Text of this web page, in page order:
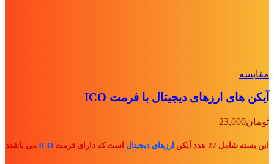
مقايسه
آیکن های ارزهای دیجیتال با فرمت ICO
تومان23,000
این بسته شامل 22 عدد آیکن ارزهای دیجیتال است که دارای فرمت ICO می باشند